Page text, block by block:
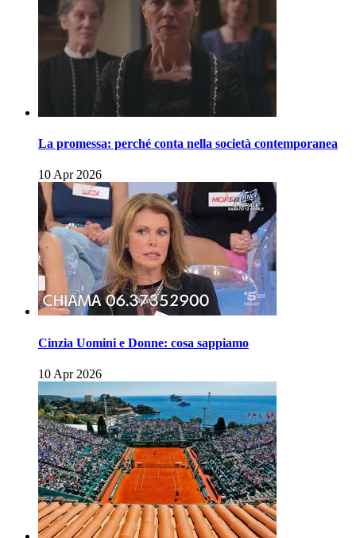
La promessa: perché conta nella società contemporanea
10 Apr 2026
Cinzia Uomini e Donne: cosa sappiamo
10 Apr 2026